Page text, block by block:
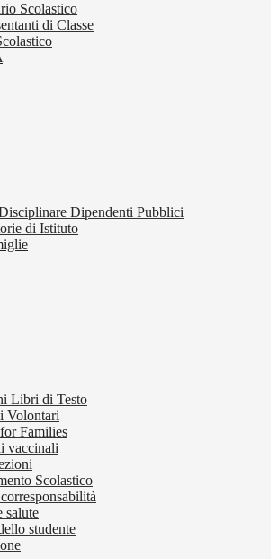
Scolastico
di Classe
Dipendenti Pubblici
di Istituto
Libri di Testo
Volontari
Families
vaccinali
Scolastico
salute
studente